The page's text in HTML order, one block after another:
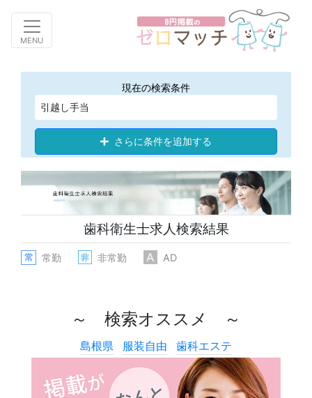
Toggle navigation
MENU
現在の検索条件
引越し手当
さらに条件を追加する
歯科衛生士求人検索結果
常勤 非常勤 AD
～ 検索オススメ ～
島根県 服装自由 歯科エステ